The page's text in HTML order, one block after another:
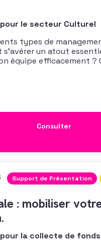
le secteur Culturel
types de
un atout
équipe efficacement ?
Consulter
Support de Présentation
: mobiliser
la collecte de